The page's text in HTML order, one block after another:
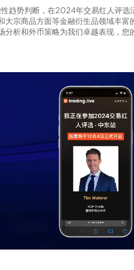
趋势判断，在2024年交易红人评
宗商品方面等金融衍生品领域丰
析和外币策略为我们卓越表现，